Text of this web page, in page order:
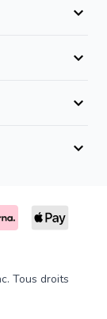
Tous droits